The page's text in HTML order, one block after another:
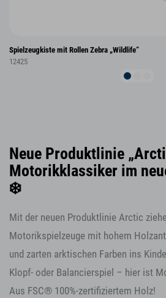
Spielzeugkiste mit Rollen Zebra „Wildlife“
12425
Neue Produktlinie
Motorikklassiker im
❄️
Mit der neuen Produktlinie Arctic
Motorikspielzeuge mit hohem
und zarten arktischen Farben ins
Klopf- oder Balancierspiel – hier ist
Aus FSC® 100%-zertifiziertem Holz!